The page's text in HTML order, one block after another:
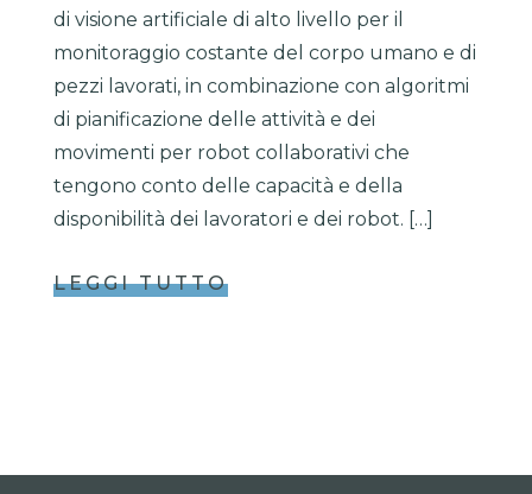
di visione artificiale di alto livello per il
monitoraggio costante del corpo umano e di
pezzi lavorati, in combinazione con algoritmi
di pianificazione delle attività e dei
movimenti per robot collaborativi che
tengono conto delle capacità e della
disponibilità dei lavoratori e dei robot. […]
LEGGI TUTTO